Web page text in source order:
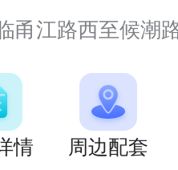
江路西至候潮路南
情 周边配套